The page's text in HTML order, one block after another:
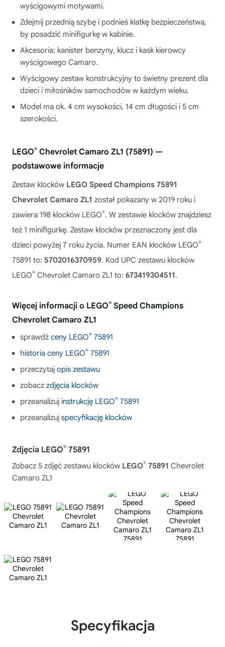
wyścigowymi motywami.
Zdejmij przednią szybę i podnieś klatkę bezpieczeństwa,
by posadzić minifigurkę w kabinie.
Akcesoria: kanister benzyny, klucz i kask kierowcy
wyścigowego Camaro.
Wyścigowy zestaw konstrukcyjny to świetny prezent dla
dzieci i miłośników samochodów w każdym wieku.
Model ma ok. 4 cm wysokości, 14 cm długości i 5 cm
szerokości.
LEGO® Chevrolet Camaro ZL1 (75891) —
podstawowe informacje
Zestaw klocków LEGO Speed Champions 75891
Chevrolet Camaro ZL1 został pokazany w 2019 roku i
zawiera 198 klocków LEGO®. W zestawie klocków znajdziesz
też 1 minifigurkę. Zestaw klocków przeznaczony jest dla
dzieci powyżej 7 roku życia. Numer EAN klocków LEGO®
75891 to: 5702016370959. Kod UPC zestawu klocków
LEGO® Chevrolet Camaro ZL1 to: 673419304511.
Więcej informacji o LEGO® Speed Champions
Chevrolet Camaro ZL1
sprawdź ceny LEGO® 75891
historia ceny LEGO® 75891
przeczytaj opis zestawu
zobacz zdjęcia klocków
przeanalizuj instrukcję LEGO® 75891
przeanalizuj specyfikację klocków
Zdjęcia LEGO® 75891
Zobacz 5 zdjęć zestawu klocków LEGO® 75891 Chevrolet
Camaro ZL1
Specyfikacja